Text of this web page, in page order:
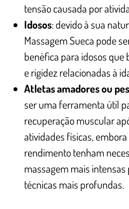
tensão causada por
Idosos: devido à sua
Massagem Sueca pode
benéfica para idosos que
e rigidez relacionadas à
Atletas amadores ou
ser uma ferramenta útil
recuperação muscular
atividades físicas,
rendimento tenham
massagem mais
técnicas mais profundas.